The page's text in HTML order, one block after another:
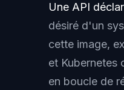
Une API
désiré d'un
cette image,
et Kubernetes
en boucle de